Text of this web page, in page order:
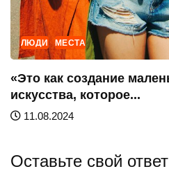
Оставьте свой ответ